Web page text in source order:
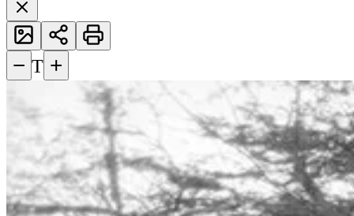
− T +